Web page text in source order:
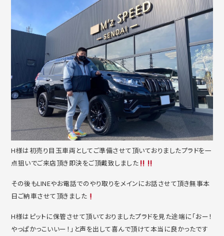
H様は初売り目玉車両としてご準備させて頂いておりましたプラドを一
点狙いでご来店頂き即決をご頂戴致しました
その後もLINEやお電話でのやり取りをメインにお話させて頂き無事本
日ご納車させて頂きました
H様はピットに保管させて頂いておりましたプラドを見た途端に「おー！
やっぱかっこいいー！」と声を出して喜んで頂けて本当に良かったです